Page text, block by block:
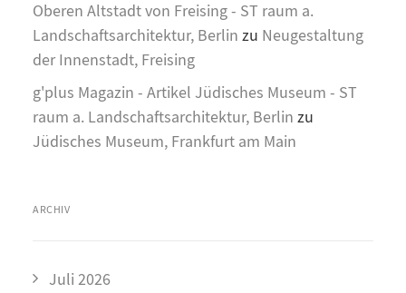
Oberen Altstadt von Freising - ST raum a.
Landschaftsarchitektur, Berlin zu Neugestaltung
der Innenstadt, Freising
g'plus Magazin - Artikel Jüdisches Museum - ST
raum a. Landschaftsarchitektur, Berlin zu
Jüdisches Museum, Frankfurt am Main
ARCHIV
Juli 2026